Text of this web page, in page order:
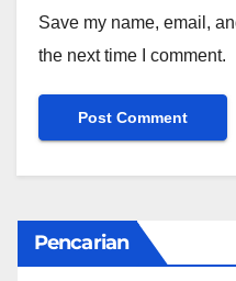
Save my name, email,
the next time I comment.
Pencarian